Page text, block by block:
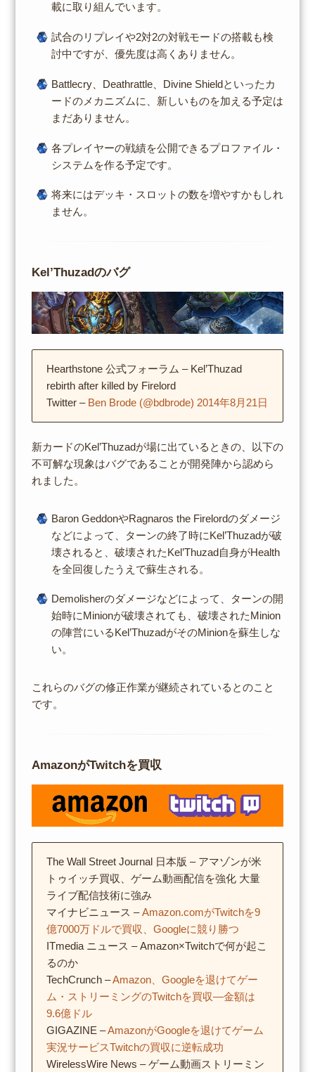
載に取り組んでいます。
試合のリプレイや2対2の対戦モードの搭載も検
討中ですが、優先度は高くありません。
Battlecry、Deathrattle、Divine Shieldといったカ
ードのメカニズムに、新しいものを加える予定は
まだありません。
各プレイヤーの戦績を公開できるプロファイル・
システムを作る予定です。
将来にはデッキ・スロットの数を増やすかもしれ
ません。
Kel’Thuzadのバグ
Hearthstone 公式フォーラム – Kel’Thuzad
rebirth after killed by Firelord
Twitter – Ben Brode (@bdbrode) 2014年8月21日
新カードのKel’Thuzadが場に出ているときの、以下の
不可解な現象はバグであることが開発陣から認めら
れました。
Baron GeddonやRagnaros the Firelordのダメージ
などによって、ターンの終了時にKel’Thuzadが破
壊されると、破壊されたKel’Thuzad自身がHealth
を全回復したうえで蘇生される。
Demolisherのダメージなどによって、ターンの開
始時にMinionが破壊されても、破壊されたMinion
の陣営にいるKel’ThuzadがそのMinionを蘇生しな
い。
これらのバグの修正作業が継続されているとのこと
です。
AmazonがTwitchを買収
The Wall Street Journal 日本版 – アマゾンが米
トゥイッチ買収、ゲーム動画配信を強化 大量
ライブ配信技術に強み
マイナビニュース –Amazon.comがTwitchを9
億7000万ドルで買収、Googleに競り勝つ
ITmedia ニュース – Amazon×Twitchで何が起こ
るのか
TechCrunch –Amazon、Googleを退けてゲー
ム・ストリーミングのTwitchを買収―金額は
9.6億ドル
GIGAZINE –AmazonがGoogleを退けてゲーム
実況サービスTwitchの買収に逆転成功
WirelessWire News – ゲーム動画ストリーミン